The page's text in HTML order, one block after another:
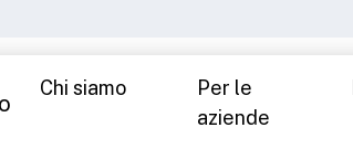
Chi siamo
Per le
aziende